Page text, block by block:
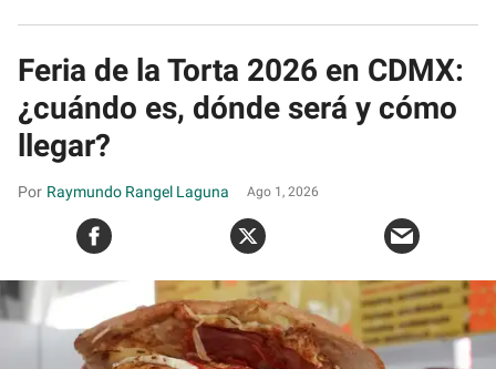
Feria de la Torta 2026 en CDMX:
¿cuándo es, dónde será y cómo
llegar?
Raymundo Rangel Laguna Ago 1, 2026